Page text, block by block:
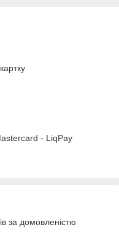
- LiqPay
за домовленістю